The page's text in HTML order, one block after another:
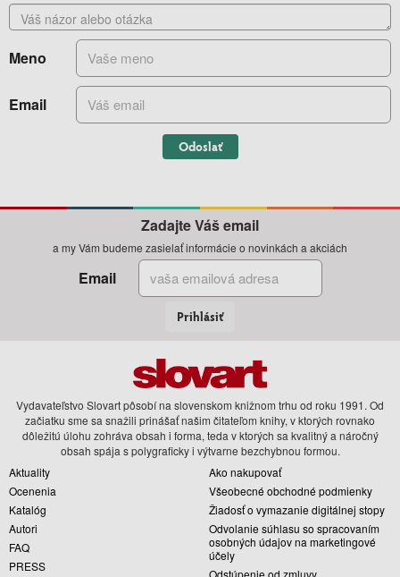
Meno
Email
Odoslať
Zadajte Váš email
a my Vám budeme zasielať informácie o novinkách a akciách
Email
Prihlásiť
Vydavateľstvo Slovart pôsobí na slovenskom knižnom trhu od roku 1991. Od
začiatku sme sa snažili prinášať našim čitateľom knihy, v ktorých rovnako
dôležitú úlohu zohráva obsah i forma, teda v ktorých sa kvalitný a náročný
obsah spája s polygraficky i výtvarne bezchybnou formou.
Aktuality
Ocenenia
Katalóg
Autori
FAQ
PRESS
Ako nakupovať
Všeobecné obchodné podmienky
Žiadosť o vymazanie digitálnej stopy
Odvolanie súhlasu so spracovaním
osobných údajov na marketingové
účely
Odstúpenie od zmluvy